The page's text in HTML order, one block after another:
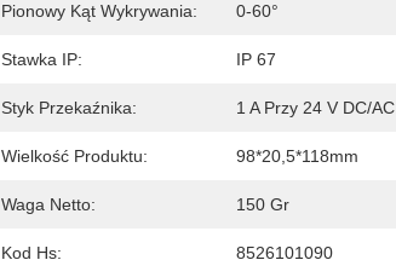
Pionowy Kąt Wykrywania: 0-60°
Stawka IP: IP 67
Styk Przekaźnika: 1 A Przy 24 V DC/AC
Wielkość Produktu: 98*20,5*118mm
Waga Netto: 150 Gr
Kod Hs: 8526101090